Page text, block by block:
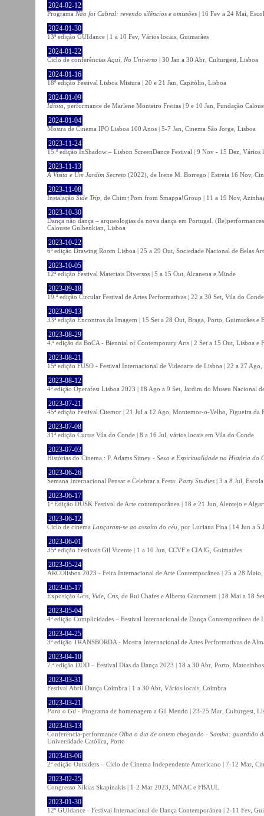
2024-02-12
Programa Não foi Cabral: revendo silêncios e omissões | 16 Fev a 24 Mai,
2024-01-30
13ª edição GUIdance | 1 a 10 Fev, Vários locais, Guimarães
2024-01-22
Ciclo de conferências Aqui, No Universo | 30 Jan a 30 Abr, Culturgest, Lisboa
2024-01-16
18º edição Festival Lisboa Mistura | 20 e 21 Jan, Capitólio, Lisboa
2024-01-09
Idiota , performance de Marlene Monteiro Freitas | 9 e 10 Jan, Fundação
2024-01-04
Mostra de Cinema IPO Lisboa 100 Anos | 5-7 Jan, Cinema São Jorge, Lisboa
2023-11-24
15.ª edição InShadow – Lisbon ScreenDance Festival | 9 Nov - 15 Dez, Vários
2023-11-13
A Visita e Um Jardim Secreto (2022), de Irene M. Borrego | Estreia 16 Nov,
2023-11-08
Instalação Side Trip , de Chim↑Pom from Smappa!Group | 11 a 19 Nov,
2023-10-30
Dança não dança – arqueologias da nova dança em Portugal.
Calouste Gulbenkian, Lisboa
2023-10-22
6ª edição Drawing Room Lisboa | 25 a 29 Out, Sociedade Nacional de Belas
2023-10-05
12ª edição Festival Materiais Diversos | 5 a 15 Out, Alcanena e Minde
2023-09-18
19.ª edição Circular Festival de Artes Performativas | 22 a 30 Set, Vila do Conde
2023-09-13
33ª edição Encontros da Imagem | 15 Set a 28 Out, Braga, Porto, Guimarães e
2023-08-29
4.ª edição da BoCA - Biennial of Contemporary Arts | 2 Set a 15 Out, Lisboa e
2023-08-21
15ª edição FUSO - Festival Internacional de Videoarte de Lisboa | 22 a 27
2023-08-12
4ª edição Operafest Lisboa 2023 | 18 Ago a 9 Set, Jardim do Museu Nacional
2023-07-21
45ª edição Festival Citemor | 21 Jul a 12 Ago, Montemor-o-Velho, Figueira da
2023-07-08
31ª edição Curtas Vila do Conde | 8 a 16 Jul, vários locais em Vila do Conde
2023-07-03
Histórias do Cinema : P. Adams Sitney - Sexo e Espiritualidade na História do
2023-06-26
Semana Internacional Pensar e Celebrar a Festa: Party Studies | 3 a 8 Jul,
2023-06-17
1ª Edição DUSK Festival de Arte contemporânea | 18 e 21 Jun, Alentejo e
2023-06-12
Ciclo de cinema Lançaram-se ao assalto do céu , por Luciana Fina | 14 Jun a 5
2023-06-01
35ª edição Festivais Gil Vicente | 1 a 10 Jun, CCVF e CIAJG, Guimarães
2023-05-24
ARCOlisboa 2023 - Feira Internacional de Arte Contemporânea | 25 a 28
2023-05-17
Exposição Gris, Vide, Cris , de Rui Chafes e Alberto Giacometti | 18 Mai a 18
2023-05-04
4ª edição Cumplicidades – Festival Internacional de Dança Contemporânea
2023-04-25
3ª edição TRANSBORDA - Mostra Internacional de Artes Performativas de
2023-04-10
7.ª edição DDD – Festival Dias da Dança 2023 | 18 a 30 Abr, Porto,
2023-03-31
Festival Abril Dança Coimbra | 1 a 30 Abr, Vários locais, Coimbra
2023-03-21
Para o Gil - Programa de homenagem a Gil Mendo | 23-25 Mar, Culturgest,
2023-03-13
Conferência-performance Olha o dia de ontem chegando - Samba: guardião
Universidade Católica, Porto
2023-03-06
2ª edição Outsiders – Ciclo de Cinema Independente Americano | 7-12 Mar,
2023-02-25
Congresso Nikias Skapinakis | 1-2 Mar 2023, MNAC e FBAUL
2023-01-30
12º GUIdance - Festival Internacional de Dança Contemporânea | 2-11 Fev,